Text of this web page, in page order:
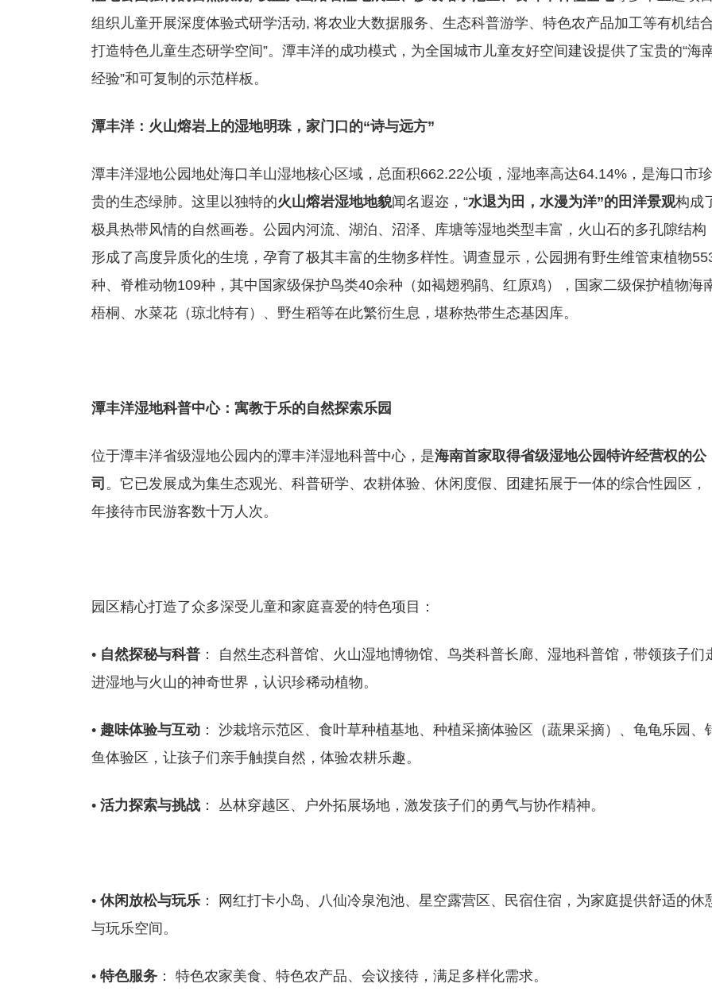
组织儿童开展深度体验式研学活动, 将农业大数据服务、生态科普游学、特色农产品加工等有机结
打造特色儿童生态研学空间”。潭丰洋的成功模式，为全国城市儿童友好空间建设提供了宝贵的“海
经验”和可复制的示范样板。
潭丰洋：火山熔岩上的湿地明珠，家门口的“诗与远方”
潭丰洋湿地公园地处海口羊山湿地核心区域，总面积662.22公顷，湿地率高达64.14%，是海口市珍
贵的生态绿肺。这里以独特的火山熔岩湿地地貌闻名遐迩，“水退为田，水漫为洋”的田洋景观构成
极具热带风情的自然画卷。公园内河流、湖泊、沼泽、库塘等湿地类型丰富，火山石的多孔隙结构
形成了高度异质化的生境，孕育了极其丰富的生物多样性。调查显示，公园拥有野生维管束植物
种、脊椎动物109种，其中国家级保护鸟类40余种（如褐翅鸦鹃、红原鸡），国家二级保护植物海
梧桐、水菜花（琼北特有）、野生稻等在此繁衍生息，堪称热带生态基因库。
潭丰洋湿地科普中心：寓教于乐的自然探索乐园
位于潭丰洋省级湿地公园内的潭丰洋湿地科普中心，是海南首家取得省级湿地公园特许经营权的公
司 。它已发展成为集生态观光、科普研学、农耕体验、休闲度假、团建拓展于一体的综合性园区，
年接待市民游客数十万人次。
园区精心打造了众多深受儿童和家庭喜爱的特色项目：
• 自然探秘与科普： 自然生态科普馆、火山湿地博物馆、鸟类科普长廊、湿地科普馆，带领孩子们
进湿地与火山的神奇世界，认识珍稀动植物。
• 趣味体验与互动： 沙栽培示范区、食叶草种植基地、种植采摘体验区（蔬果采摘）、龟龟乐园、
鱼体验区，让孩子们亲手触摸自然，体验农耕乐趣。
•活力探索与挑战： 丛林穿越区、户外拓展场地，激发孩子们的勇气与协作精神。
• 休闲放松与玩乐： 网红打卡小岛、八仙冷泉泡池、星空露营区、民宿住宿，为家庭提供舒适的休
与玩乐空间。
• 特色服务： 特色农家美食、特色农产品、会议接待，满足多样化需求。